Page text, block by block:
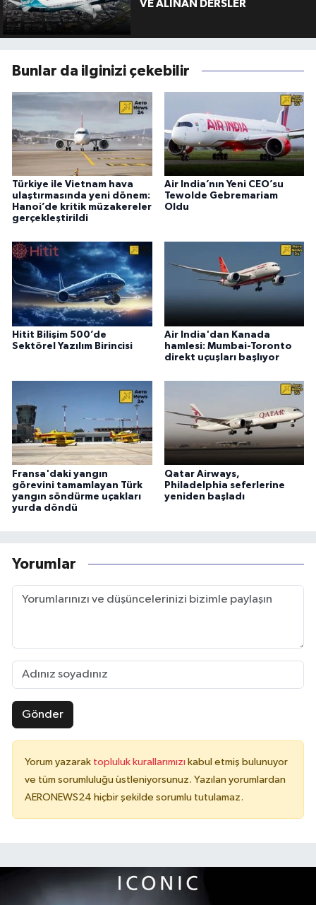
VE ALINAN DERSLER
Bunlar da ilginizi çekebilir
Türkiye ile Vietnam hava
ulaştırmasında yeni dönem:
Hanoi’de kritik müzakereler
gerçekleştirildi
Air India’nın Yeni CEO’su
Tewolde Gebremariam
Oldu
Hitit Bilişim 500’de
Sektörel Yazılım Birincisi
Air India'dan Kanada
hamlesi: Mumbai-Toronto
direkt uçuşları başlıyor
Fransa'daki yangın
görevini tamamlayan Türk
yangın söndürme uçakları
yurda döndü
Qatar Airways,
Philadelphia seferlerine
yeniden başladı
Yorumlar
Gönder
Yorum yazarak topluluk kurallarımızı kabul etmiş bulunuyor
ve tüm sorumluluğu üstleniyorsunuz. Yazılan yorumlardan
AERONEWS24 hiçbir şekilde sorumlu tutulamaz.